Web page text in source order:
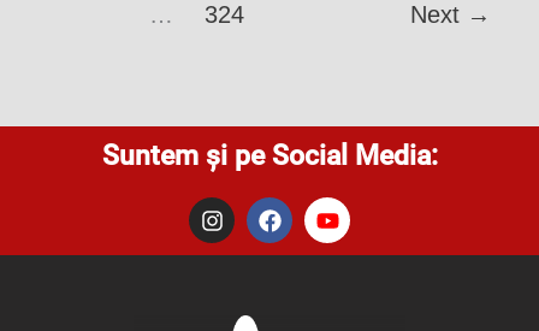
… 324 Next →
Suntem și pe Social Media:
I
n
s
F
a
c
Y
o
u